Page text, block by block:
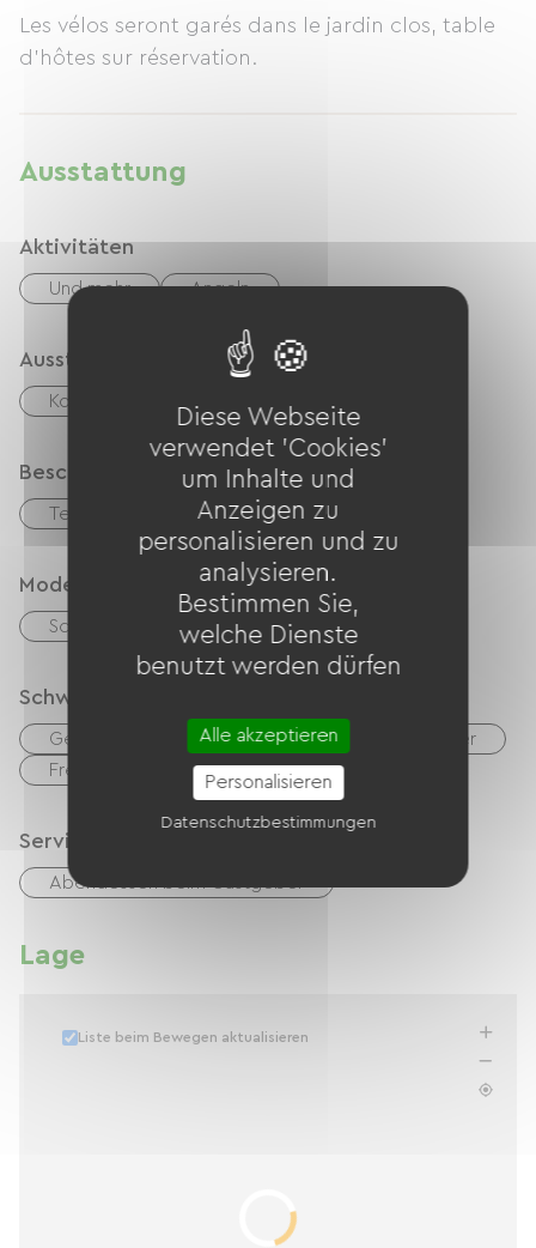
Les vélos seront garés dans le jardin clos, table
d’hôtes sur réservation.
Ausstattung
Aktivitäten
Und mehr Angeln
Ausstattung
Kostenloses WLAN
Beschreibung
Terrasse Privates, umzäuntes Gelände
Modes de paiement
Schecks Bargeld Transfer
Schwimmbad
Gemeinsamer Swimmingpool mit dem Eigentümer
Freibad
Services
Abendessen beim Gastgeber
Lage
Liste beim Bewegen aktualisieren
Diese Webseite
verwendet 'Cookies'
um Inhalte und
Anzeigen zu
personalisieren und zu
analysieren.
Bestimmen Sie,
welche Dienste
benutzt werden dürfen
Alle akzeptieren
Personalisieren
Datenschutzbestimmungen